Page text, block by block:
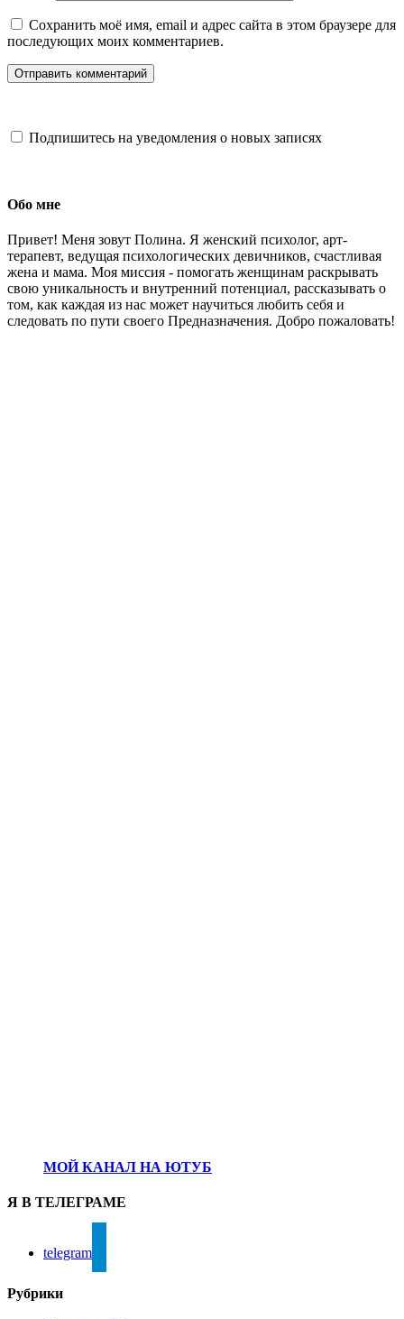
Сохранить моё имя, email и адрес сайта в этом браузере для
последующих моих комментариев.
Подпишитесь на уведомления о новых записях
Обо мне
Привет! Меня зовут Полина. Я женский психолог, арт-
терапевт, ведущая психологических девичников, счастливая
жена и мама. Моя миссия - помогать женщинам раскрывать
свою уникальность и внутренний потенциал, рассказывать о
том, как каждая из нас может научиться любить себя и
следовать по пути своего Предназначения. Добро пожаловать!
МОЙ КАНАЛ НА ЮТУБ
Я В ТЕЛЕГРАМЕ
telegram
Рубрики